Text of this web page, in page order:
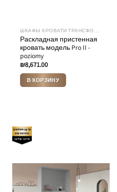
ШКАФЫ-КРОВАТИ ТРАНСФОРМЕРЫ
Раскладная пристенная
кровать модель Pro II -
poziomy
₪8,671.00
В КОРЗИНУ